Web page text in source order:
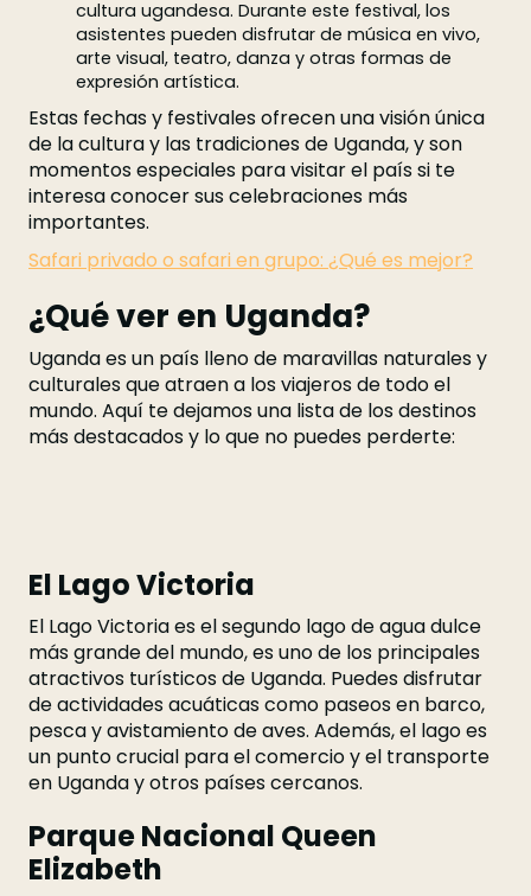
cultura ugandesa. Durante este festival, los
asistentes pueden disfrutar de música en vivo,
arte visual, teatro, danza y otras formas de
expresión artística.
Estas fechas y festivales ofrecen una visión única
de la cultura y las tradiciones de Uganda, y son
momentos especiales para visitar el país si te
interesa conocer sus celebraciones más
importantes.
Safari privado o safari en grupo: ¿Qué es mejor?
¿Qué ver en Uganda?
Uganda es un país lleno de maravillas naturales y
culturales que atraen a los viajeros de todo el
mundo. Aquí te dejamos una lista de los destinos
más destacados y lo que no puedes perderte:
El Lago Victoria
El Lago Victoria es el segundo lago de agua dulce
más grande del mundo, es uno de los principales
atractivos turísticos de Uganda. Puedes disfrutar
de actividades acuáticas como paseos en barco,
pesca y avistamiento de aves. Además, el lago es
un punto crucial para el comercio y el transporte
en Uganda y otros países cercanos.
Parque Nacional Queen
Elizabeth